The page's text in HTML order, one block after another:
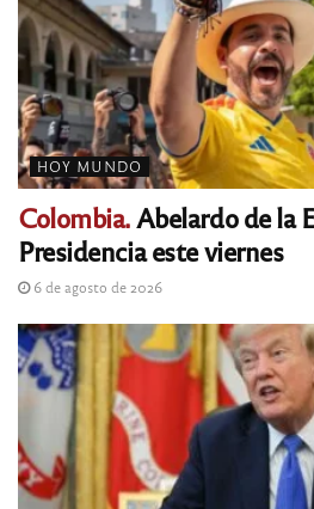
HOY MUNDO
Colombia.Abelardo de la
Presidencia este viernes
6 de agosto de 2026